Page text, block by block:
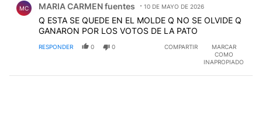
MC MARIA CARMEN fuentes 10 DE MAYO DE 2026
Q ESTA SE QUEDE EN EL MOLDE Q NO SE OLVIDE Q
GANARON POR LOS VOTOS DE LA PATO
RESPONDER 0 0 COMPARTIR
MARCAR
COMO
INAPROPIADO